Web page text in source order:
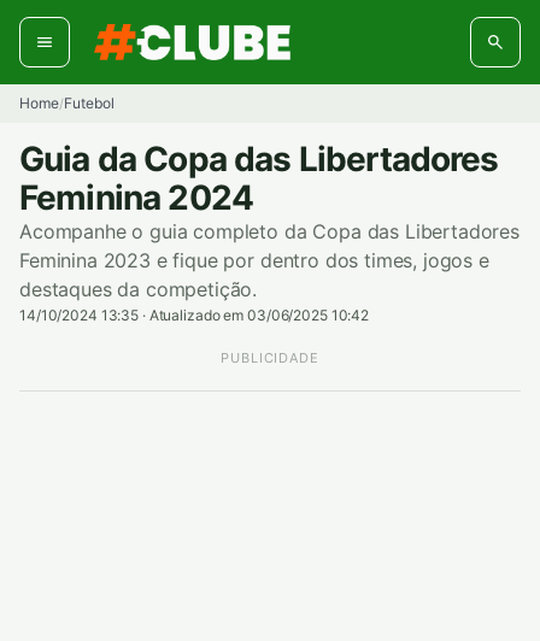
Pular
para
conteúdo
Home/Futebol
Guia da Copa das Libertadores
Feminina 2024
Acompanhe o guia completo da Copa das Libertadores
Feminina 2023 e fique por dentro dos times, jogos e
destaques da competição.
14/10/2024 13:35 · Atualizado em 03/06/2025 10:42
PUBLICIDADE